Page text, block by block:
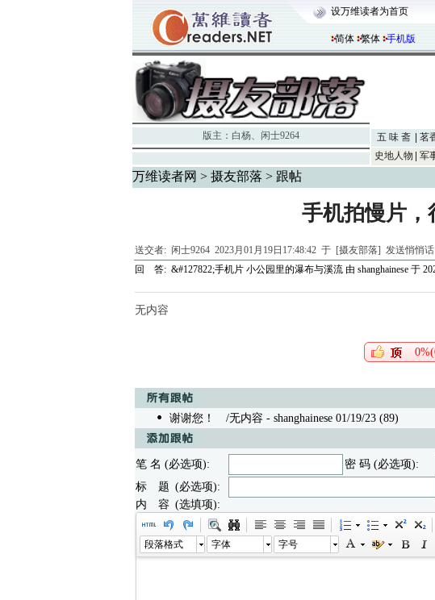
设万维读者为首页
简体 繁体 手机版
版主： 白杨、 闲士9264 五 味 斋 茗
史地人物
军
万维读者网 > 摄友部落 > 跟帖
手机拍慢片，
送交者: 闲士92642023月01月19日17:48:42 于 [摄友部落] 发送悄悄话
回 答: &#127822;手机片 小公园里的瀑布与溪流由 shanghainese于
无内容
谢谢您！ /无内容 - shanghainese 01/19/23 (89)
笔 名 (必选项): 密 码 (必选项):
标 题 (必选项):
内 容 (选填项):
段落格式 字体 字号